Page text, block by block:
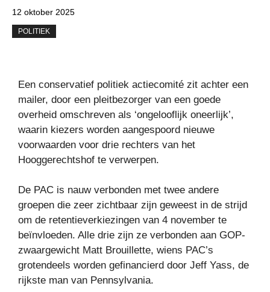
12 oktober 2025
POLITIEK
Een conservatief politiek actiecomité zit achter een
mailer, door een pleitbezorger van een goede
overheid omschreven als ‘ongelooflijk oneerlijk’,
waarin kiezers worden aangespoord nieuwe
voorwaarden voor drie rechters van het
Hooggerechtshof te verwerpen.
De PAC is nauw verbonden met twee andere
groepen die zeer zichtbaar zijn geweest in de strijd
om de retentieverkiezingen van 4 november te
beïnvloeden. Alle drie zijn ze verbonden aan GOP-
zwaargewicht Matt Brouillette, wiens PAC’s
grotendeels worden gefinancierd door Jeff Yass, de
rijkste man van Pennsylvania.